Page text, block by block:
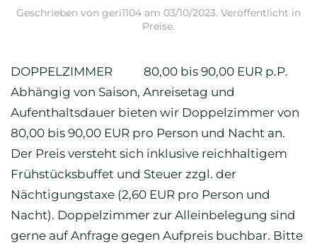
Geschrieben von geri1104 am 03/10/2023. Veröffentlicht in
Preise.
DOPPELZIMMER 80,00 bis 90,00 EUR p.P.
Abhängig von Saison, Anreisetag und
Aufenthaltsdauer bieten wir Doppelzimmer von
80,00 bis 90,00 EUR pro Person und Nacht an.
Der Preis versteht sich inklusive reichhaltigem
Frühstücksbuffet und Steuer zzgl. der
Nächtigungstaxe (2,60 EUR pro Person und
Nacht). Doppelzimmer zur Alleinbelegung sind
gerne auf Anfrage gegen Aufpreis buchbar. Bitte